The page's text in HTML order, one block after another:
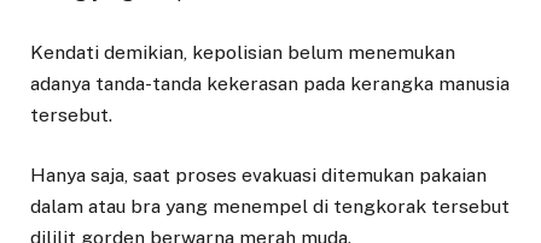
Kendati demikian, kepolisian belum menemukan
adanya tanda-tanda kekerasan pada kerangka manusia
tersebut.
Hanya saja, saat proses evakuasi ditemukan pakaian
dalam atau bra yang menempel di tengkorak tersebut
dililit gorden berwarna merah muda.